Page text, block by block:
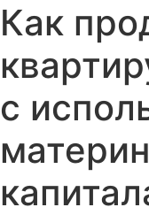
Как
с